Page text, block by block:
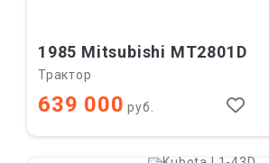
1985 Mitsubishi MT2801D
Трактор
639 000 руб.